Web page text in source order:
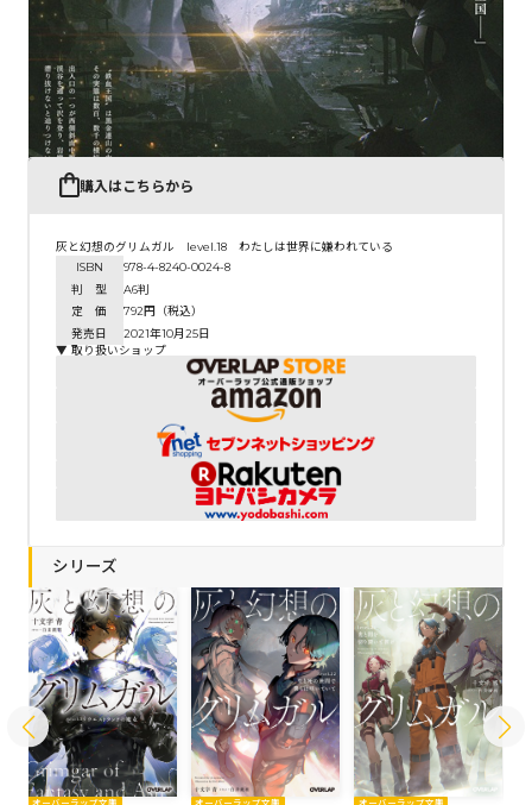
購入はこちらから
灰と幻想のグリムガル level.18 わたしは世界に嫌われている
ISBN
978-4-8240-0024-8
判 型
A6判
定 価
792円（税込）
発売日
2021年10月25日
▼ 取り扱いショップ
シリーズ